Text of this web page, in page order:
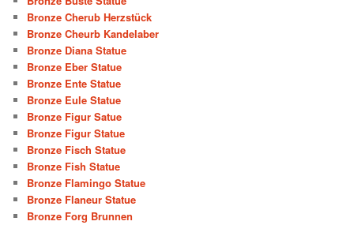
Bronze Cherub Herzstück
Bronze Cheurb Kandelaber
Bronze Diana Statue
Bronze Eber Statue
Bronze Ente Statue
Bronze Eule Statue
Bronze Figur Satue
Bronze Figur Statue
Bronze Fisch Statue
Bronze Fish Statue
Bronze Flamingo Statue
Bronze Flaneur Statue
Bronze Forg Brunnen